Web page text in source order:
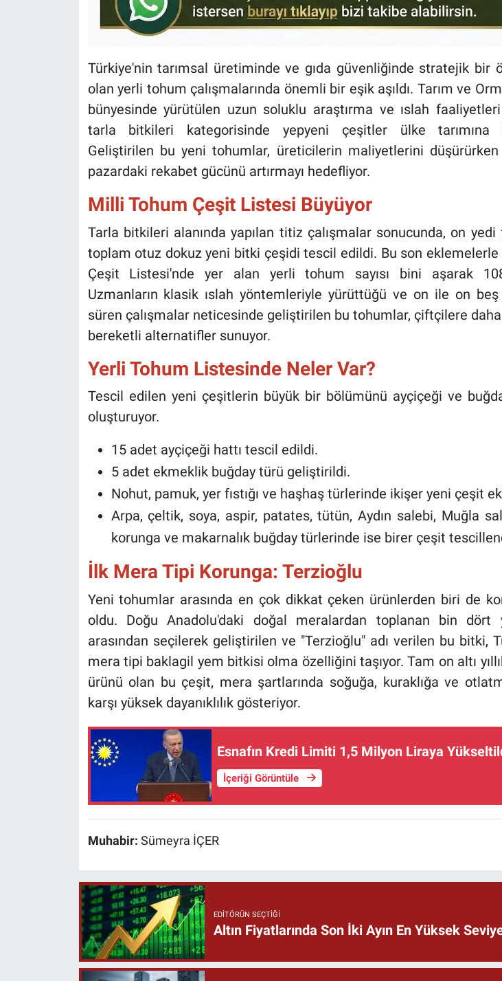
Türkiye'nin tarımsal üretiminde ve gıda güvenliğinde stratejik bir
olan yerli tohum çalışmalarında önemli bir eşik aşıldı. Tarım ve
bünyesinde yürütülen uzun soluklu araştırma ve ıslah
tarla bitkileri kategorisinde yepyeni çeşitler ülke tarımına
Geliştirilen bu yeni tohumlar, üreticilerin maliyetlerini düşürürken
pazardaki rekabet gücünü artırmayı hedefliyor.
Milli Tohum Çeşit Listesi Büyüyor
Tarla bitkileri alanında yapılan titiz çalışmalar sonucunda, on yedi
toplam otuz dokuz yeni bitki çeşidi tescil edildi. Bu son
Çeşit Listesi'nde yer alan yerli tohum sayısı bini aşarak
Uzmanların klasik ıslah yöntemleriyle yürüttüğü ve on ile on beş
süren çalışmalar neticesinde geliştirilen bu tohumlar, çiftçilere daha
bereketli alternatifler sunuyor.
Yerli Tohum Listesinde Neler Var?
Tescil edilen yeni çeşitlerin büyük bir bölümünü ayçiçeği ve
oluşturuyor.
15 adet ayçiçeği hattı tescil edildi.
5 adet ekmeklik buğday türü geliştirildi.
Nohut, pamuk, yer fıstığı ve haşhaş türlerinde ikişer yeni çeşit
Arpa, çeltik, soya, aspir, patates, tütün, Aydın salebi, Muğla
korunga ve makarnalık buğday türlerinde ise birer çeşit
İlk Mera Tipi Korunga: Terzioğlu
Yeni tohumlar arasında en çok dikkat çeken ürünlerden biri de
oldu. Doğu Anadolu'daki doğal meralardan toplanan bin dört
arasından seçilerek geliştirilen ve "Terzioğlu" adı verilen bu bitki,
mera tipi baklagil yem bitkisi olma özelliğini taşıyor. Tam on altı
ürünü olan bu çeşit, mera şartlarında soğuğa, kuraklığa ve
karşı yüksek dayanıklılık gösteriyor.
Esnafın Kredi Limiti 1,5 Milyon Liraya
İçeriği Görüntüle
Muhabir: Sümeyra İÇER
EDITÖRÜN SEÇTIĞI
Altın Fiyatlarında Son İki Ayın En Yüksek